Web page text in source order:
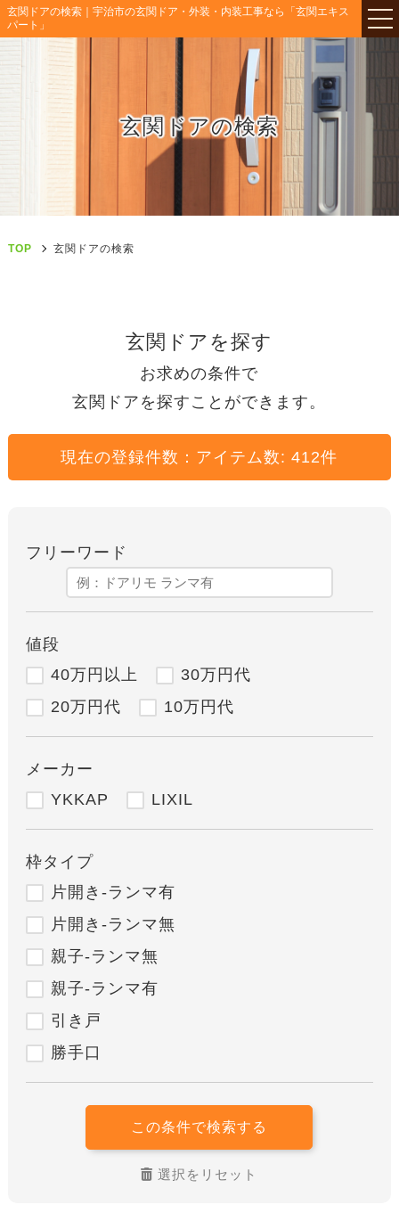
玄関ドアの検索｜宇治市の玄関ドア・外装・内装工事なら「玄関エキス
パート」
玄関ドアの検索
TOP 玄関ドアの検索
玄関ドアを探す
お求めの条件で
玄関ドアを探すことができます。
現在の登録件数： アイテム数: 412件
フリーワード
値段
40万円以上
30万円代
20万円代
10万円代
メーカー
YKKAP
LIXIL
枠タイプ
片開き-ランマ有
片開き-ランマ無
親子-ランマ無
親子-ランマ有
引き戸
勝手口
この条件で検索する
選択をリセット